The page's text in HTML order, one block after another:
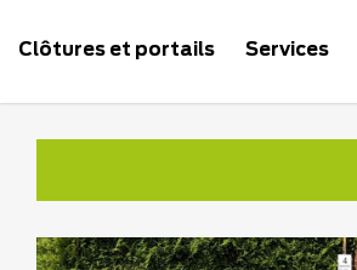
Clôtures et portails Services